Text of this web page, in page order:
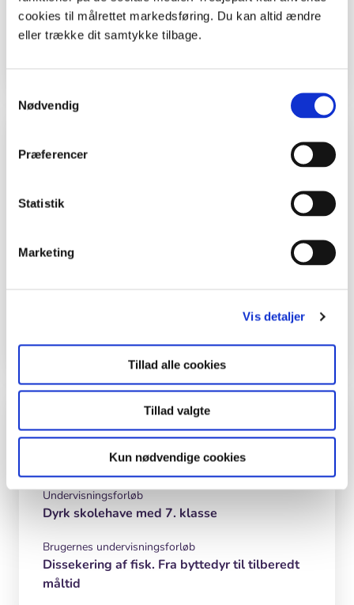
cookies til målrettet markedsføring. Du kan altid ændre
eller trække dit samtykke tilbage.
Nødvendig
Præferencer
Statistik
Marketing
Vis detaljer
Tillad alle cookies
Tillad valgte
Kun nødvendige cookies
og gamle. Hvis du er lærer, kan du bruge ideen
i skolen, men du må selv tænke den ind i dit
fag.
Ide
Inspiration og lignende materialer
Madkundskab
Undervisningsforløb
Dyrk skolehave med 7. klasse
Brugernes undervisningsforløb
Dissekering af fisk. Fra byttedyr til tilberedt
måltid